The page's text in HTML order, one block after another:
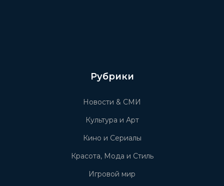
Рубрики
Новости & СМИ
Культура и Арт
Кино и Сериалы
Красота, Мода и Стиль
Игровой мир